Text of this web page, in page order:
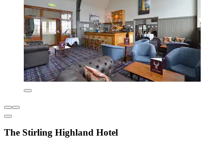
The Stirling Highland Hotel